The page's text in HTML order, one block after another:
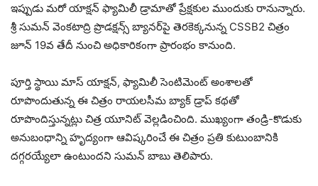
ఇప్పుడు మరో యాక్షన్ ఫ్యామిలీ డ్రామాతో ప్రేక్షకుల ముందుకు రానున్నారు.
శ్రీ సుమన్ వెంకటాద్రి ప్రొడక్షన్స్ బ్యానర్‌పై తెరకెక్కనున్న CSSB2 చిత్రం
జూన్ 19వ తేదీ నుంచి అధికారికంగా ప్రారంభం కానుంది.
పూర్తి స్థాయి మాస్ యాక్షన్, ఫ్యామిలీ సెంటిమెంట్ అంశాలతో
రూపొందుతున్న ఈ చిత్రం రాయలసీమ బ్యాక్ డ్రాప్ కథతో
రూపొందిస్తున్నట్లు చిత్ర యూనిట్ వెల్లడించింది. ముఖ్యంగా తండ్రి-కొడుకు
అనుబంధాన్ని హృద్యంగా ఆవిష్కరించే ఈ చిత్రం ప్రతి కుటుంబానికి
దగ్గరయ్యేలా ఉంటుందని సుమన్ బాబు తెలిపారు.